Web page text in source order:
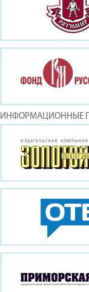
ИНФОРМАЦИОННЫЕ